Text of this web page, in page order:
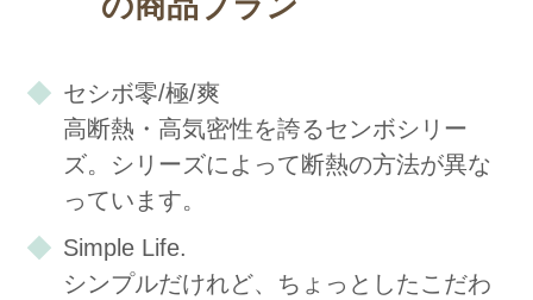
セシボ零/極/爽
高断熱・高気密性を誇るセンボシリー
ズ。シリーズによって断熱の方法が異な
っています。
Simple Life.
シンプルだけれど、ちょっとしたこだわ